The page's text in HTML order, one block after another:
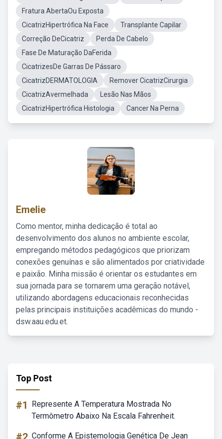
Fratura AbertaOu Exposta
CicatrizHipertrófica Na Face
Transplante Capilar
Correção DeCicatriz
Perda De Cabelo
Fase De Maturação DaFerida
CicatrizesDe Garras De Pássaro
CicatrizDERMATOLOGIA
Remover CicatrizCirurgia
CicatrizAvermelhada
Lesão Nas Mãos
CicatrizHipertrófica Histologia
Cancer Na Perna
Emelie
Como mentor, minha dedicação é total ao
desenvolvimento dos alunos no ambiente escolar,
empregando métodos pedagógicos que priorizam
conexões genuínas e são alimentados por criatividade
e paixão. Minha missão é orientar os estudantes em
sua jornada para se tornarem uma geração notável,
utilizando abordagens educacionais reconhecidas
pelas principais instituições acadêmicas do mundo -
dsw.aau.edu.et.
Top Post
#1
Represente A Temperatura Mostrada No
Termômetro Abaixo Na Escala Fahrenheit.
Conforme A Epistemologia Genética De Jean